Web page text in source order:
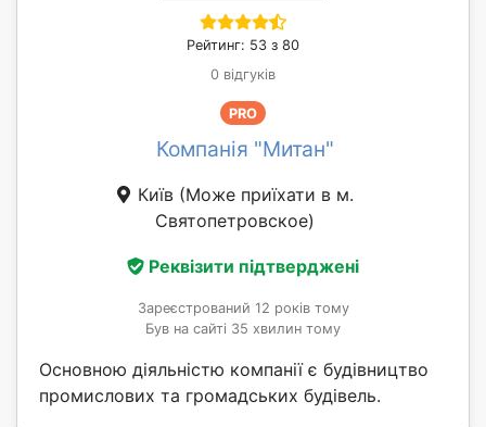
Рейтинг: 53 з 80
0 відгуків
PRO
Компанія "Митан"
Київ (Може приїхати в м.
Святопетровское)
Реквізити підтверджені
Зареєстрований 12 років тому
Був на сайті 35 хвилин тому
Основною діяльністю компанії є будівництво
промислових та громадських будівель.